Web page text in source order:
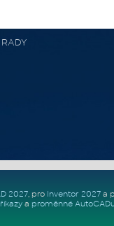
2027, pro Inventor 2027a
a proměnné